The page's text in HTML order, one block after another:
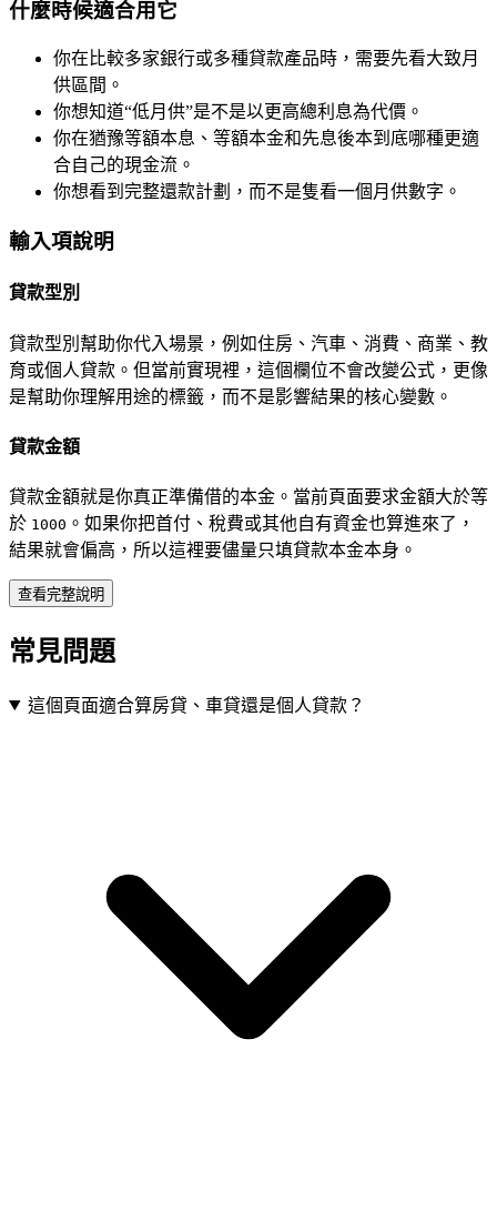
什麼時候適合用它
你在比較多家銀行或多種貸款產品時，需要先看大致月
供區間。
你想知道“低月供”是不是以更高總利息為代價。
你在猶豫等額本息、等額本金和先息後本到底哪種更適
合自己的現金流。
你想看到完整還款計劃，而不是隻看一個月供數字。
輸入項說明
貸款型別
貸款型別幫助你代入場景，例如住房、汽車、消費、商業、教
育或個人貸款。但當前實現裡，這個欄位不會改變公式，更像
是幫助你理解用途的標籤，而不是影響結果的核心變數。
貸款金額
貸款金額就是你真正準備借的本金。當前頁面要求金額大於等
於 1000 。如果你把首付、稅費或其他自有資金也算進來了，
結果就會偏高，所以這裡要儘量只填貸款本金本身。
查看完整說明
常見問題
這個頁面適合算房貸、車貸還是個人貸款？